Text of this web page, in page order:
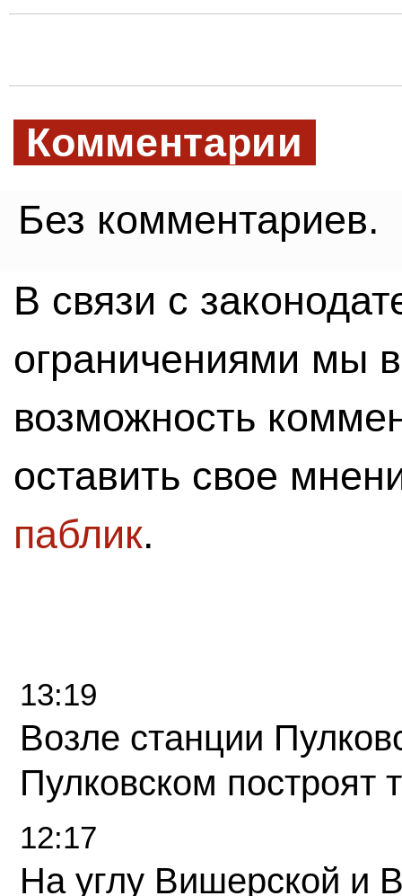
Комментарии
Без комментариев.
В связи с
ограничениями мы
возможность
оставить свое
паблик.
13:19
Возле станции
Пулковском построят
12:17
На углу Вишерской и